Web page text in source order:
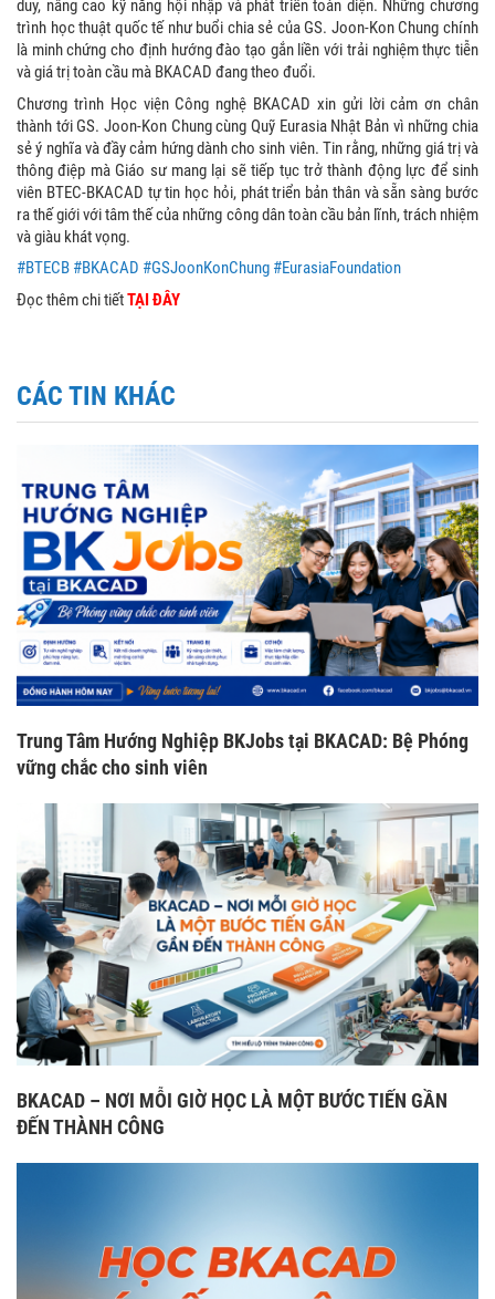
duy, nâng cao kỹ năng hội nhập và phát triển toàn diện. Những chương
trình học thuật quốc tế như buổi chia sẻ của GS. Joon-Kon Chung chính
là minh chứng cho định hướng đào tạo gắn liền với trải nghiệm thực tiễn
và giá trị toàn cầu mà BKACAD đang theo đuổi.
Chương trình Học viện Công nghệ BKACAD xin gửi lời cảm ơn chân
thành tới GS. Joon-Kon Chung cùng Quỹ Eurasia Nhật Bản vì những chia
sẻ ý nghĩa và đầy cảm hứng dành cho sinh viên. Tin rằng, những giá trị và
thông điệp mà Giáo sư mang lại sẽ tiếp tục trở thành động lực để sinh
viên BTEC-BKACAD tự tin học hỏi, phát triển bản thân và sẵn sàng bước
ra thế giới với tâm thế của những công dân toàn cầu bản lĩnh, trách nhiệm
và giàu khát vọng.
#BTECB #BKACAD #GSJoonKonChung #EurasiaFoundation
Đọc thêm chi tiếtTẠI ĐÂY
CÁC TIN KHÁC
Trung Tâm Hướng Nghiệp BKJobs tại BKACAD: Bệ Phóng
vững chắc cho sinh viên
BKACAD – NƠI MỖI GIỜ HỌC LÀ MỘT BƯỚC TIẾN GẦN
ĐẾN THÀNH CÔNG